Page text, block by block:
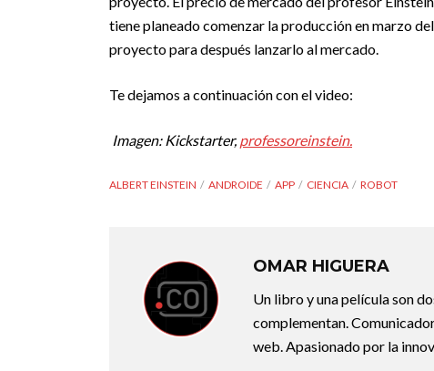
tiene planeado comenzar la producción en marzo
proyecto para después lanzarlo al mercado.
Te dejamos a continuación con el video:
Imagen: Kickstarter, professoreinstein.
ALBERT EINSTEIN ANDROIDE APP CIENCIA ROBOT
OMAR HIGUERA
Un libro y una película son
complementan.
web. Apasionado por la